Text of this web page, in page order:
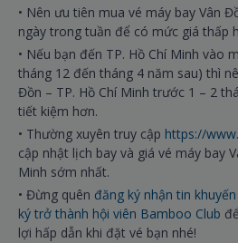
• Nên ưu tiên mua vé máy bay Vân
ngày trong tuần để có mức giá thấp
• Nếu bạn đến TP. Hồ Chí Minh vào
tháng 12 đến tháng 4 năm sau) thì
Đồn – TP. Hồ Chí Minh trước 1 – 2
tiết kiệm hơn.
• Thường xuyên truy cập https://
cập nhật lịch bay và giá vé máy bay
Minh sớm nhất.
• Đừng quên đăng ký nhận tin
ký trở thành hội viên Bamboo Club
lợi hấp dẫn khi đặt vé bạn nhé!